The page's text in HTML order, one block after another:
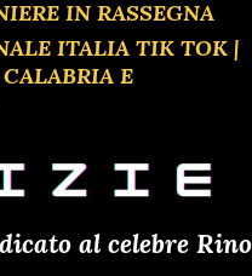
IN RASSEGNA
ITALIA TIK TOK |
E
al celebre Rino